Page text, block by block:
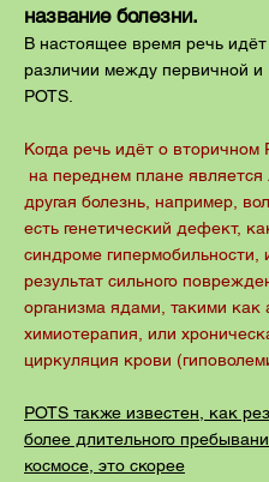
название болезни.
В настоящее время речь
различии между первичной и
POTS.
Когда речь идёт о вторичном
на переднем плане является
другая болезнь, например,
есть генетический дефект,
синдроме гипермобильности,
результат сильного
организма ядами, такими как
химиотерапия, или
циркуляция крови
POTS также известен, как
более длительного
космосе, это скорее